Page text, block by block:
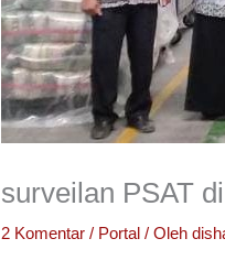
surveilan PSAT
2 Komentar / Portal / Oleh